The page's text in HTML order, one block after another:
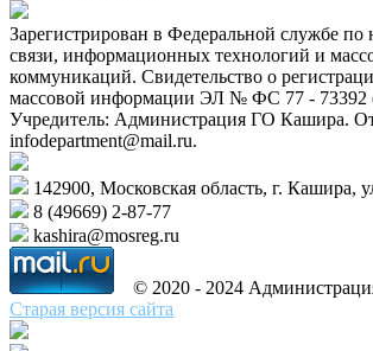
Зарегистрирован в Федеральной службе по
связи, информационных технологий и
коммуникаций. Свидетельство о
массовой информации ЭЛ № ФС 77 - 73392
Учредитель: Администрация ГО Кашира.
infodepartment@mail.ru.
142900, Московская область, г. Кашира,
8 (49669) 2-87-77
kashira@mosreg.ru
© 2020 - 2024
Старая версия сайта